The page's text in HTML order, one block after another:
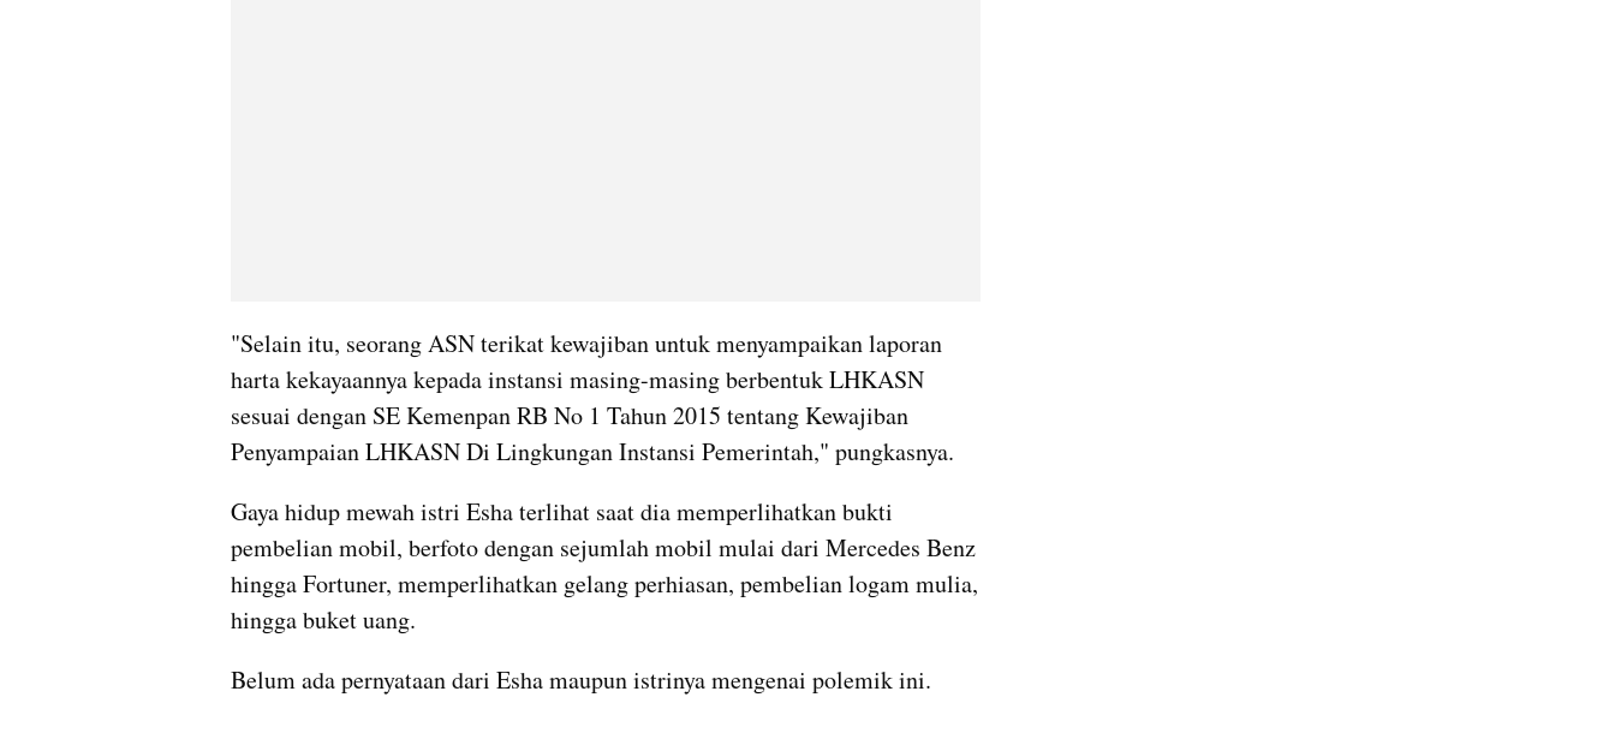
"Selain itu, seorang ASN terikat kewajiban untuk menyampaikan laporan
harta kekayaannya kepada instansi masing-masing berbentuk LHKASN
sesuai dengan SE Kemenpan RB No 1 Tahun 2015 tentang Kewajiban
Penyampaian LHKASN Di Lingkungan Instansi Pemerintah," pungkasnya.
Gaya hidup mewah istri Esha terlihat saat dia memperlihatkan bukti
pembelian mobil, berfoto dengan sejumlah mobil mulai dari Mercedes Benz
hingga Fortuner, memperlihatkan gelang perhiasan, pembelian logam mulia,
hingga buket uang.
Belum ada pernyataan dari Esha maupun istrinya mengenai polemik ini.